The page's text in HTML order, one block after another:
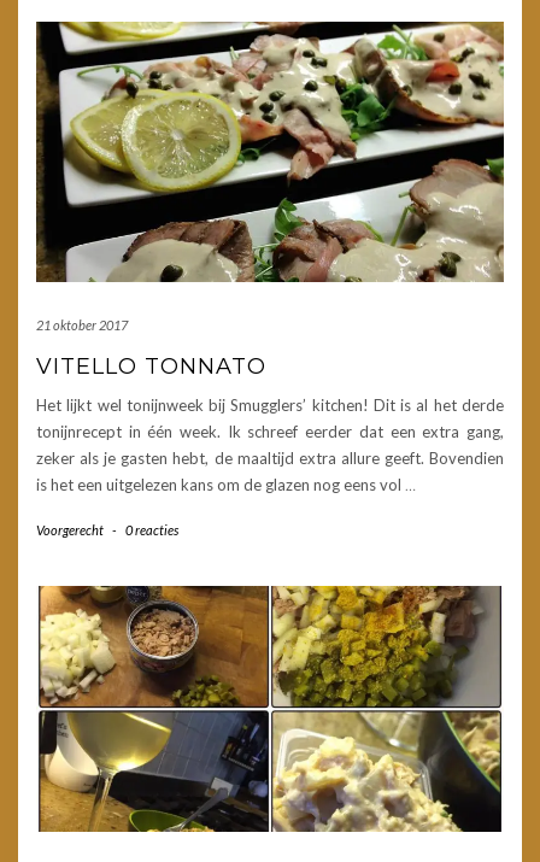
21 oktober 2017
VITELLO TONNATO
Het lijkt wel tonijnweek bij Smugglers’ kitchen! Dit is al het derde
tonijnrecept in één week. Ik schreef eerder dat een extra gang,
zeker als je gasten hebt, de maaltijd extra allure geeft. Bovendien
is het een uitgelezen kans om de glazen nog eens vol …
Voorgerecht - 0 reacties